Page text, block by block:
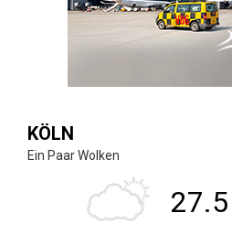
KÖLN
Ein Paar Wolken
27.5